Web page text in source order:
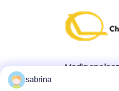
Media
sabrina